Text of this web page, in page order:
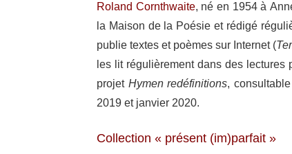
Roland Corn­th­waite, né en 1954 à
la Maison de la Poésie et rédigé
publie textes et poèmes sur Inter­net (
les lit régu­liè­re­ment dans des lectures
projet Hymen redé­fi­ni­tions,
2019 et janvier 2020.
Collection « présent (im)parfait »